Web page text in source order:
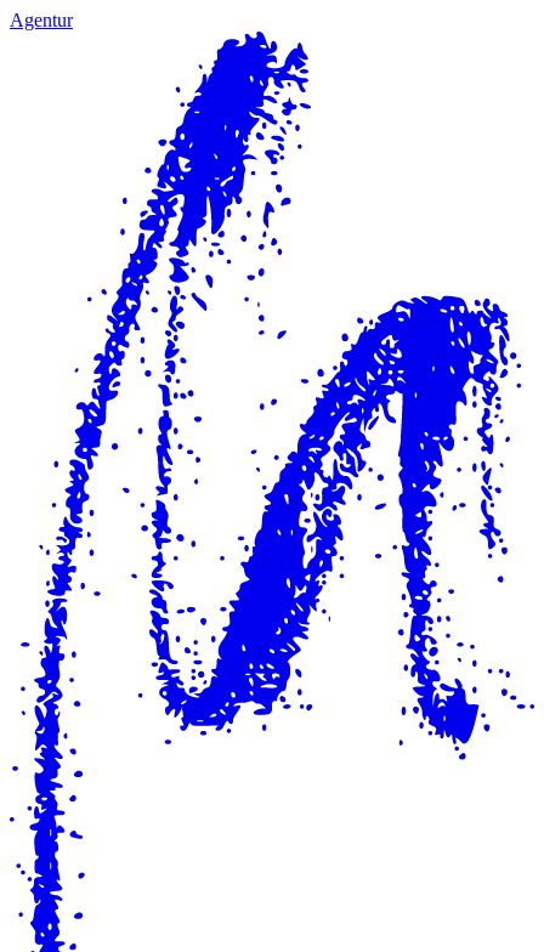
Agentur